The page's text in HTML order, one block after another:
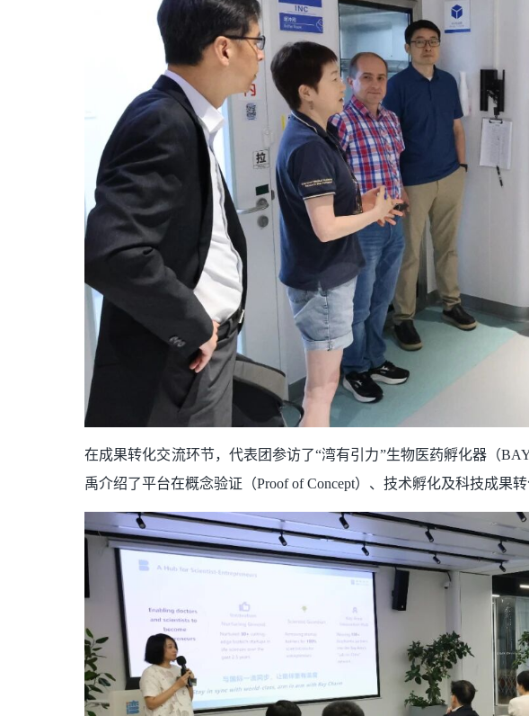
在成果转化交流环节，代表团参访了“湾有引力”生物医药孵化器（
禹介绍了平台在概念验证（Proof of Concept）、技术孵化及科技成果